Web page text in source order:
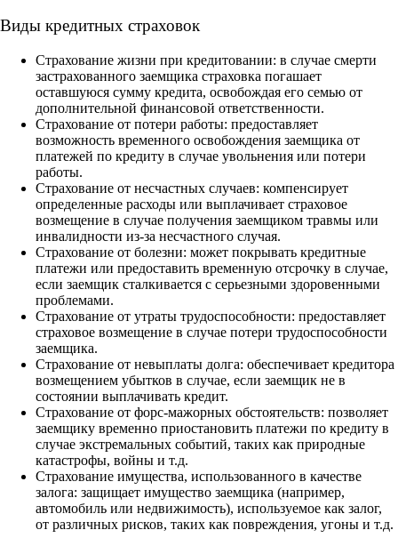
Виды кредитных страховок
Страхование жизни при кредитовании: в случае смерти
застрахованного заемщика страховка погашает
оставшуюся сумму кредита, освобождая его семью от
дополнительной финансовой ответственности.
Страхование от потери работы: предоставляет
возможность временного освобождения заемщика от
платежей по кредиту в случае увольнения или потери
работы.
Страхование от несчастных случаев: компенсирует
определенные расходы или выплачивает страховое
возмещение в случае получения заемщиком травмы или
инвалидности из-за несчастного случая.
Страхование от болезни: может покрывать кредитные
платежи или предоставить временную отсрочку в случае,
если заемщик сталкивается с серьезными здоровенными
проблемами.
Страхование от утраты трудоспособности: предоставляет
страховое возмещение в случае потери трудоспособности
заемщика.
Страхование от невыплаты долга: обеспечивает кредитора
возмещением убытков в случае, если заемщик не в
состоянии выплачивать кредит.
Страхование от форс-мажорных обстоятельств: позволяет
заемщику временно приостановить платежи по кредиту в
случае экстремальных событий, таких как природные
катастрофы, войны и т.д.
Страхование имущества, использованного в качестве
залога: защищает имущество заемщика (например,
автомобиль или недвижимость), используемое как залог,
от различных рисков, таких как повреждения, угоны и т.д.